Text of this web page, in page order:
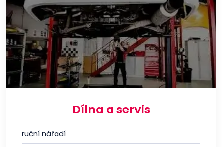
Dílna a servis
ruční nářadí